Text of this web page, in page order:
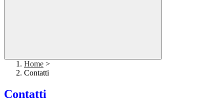
Home >
Contatti
Contatti